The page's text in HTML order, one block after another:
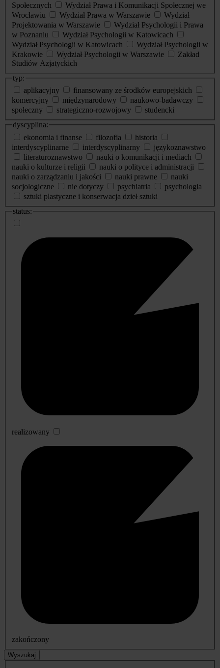
Społecznych
Wydział Prawa i Komunikacji Społecznej we
Wrocławiu
Wydział Prawa w Warszawie
Wydział
Projektowania w Warszawie
Wydział Psychologii i Prawa
w Poznaniu
Wydział Psychologii w Katowicach
Wydział Psychologii w Katowicach
Wydział Psychologii w
Krakowie
Wydział Psychologii w Warszawie
Zakład
Studiów Azjatyckich
typ:
aplikacyjny
finansowany ze środków europejskich
komercyjny
międzynarodowy
naukowo-badawczy
społeczny
strategiczno-rozwojowy
studencki
dyscyplina:
ekonomia i finanse
filozofia
historia
interdyscyplinarne
interdyscyplinarny
językoznawstwo
literaturoznawstwo
nauki o komunikacji i mediach
nauki o kulturze i religii
nauki o polityce i administracji
nauki o zarządzaniu i jakości
nauki prawne
nauki
socjologiczne
nie dotyczy psychiatria
psychologia
sztuki plastyczne i konserwacja dzieł sztuki
status:
realizowany
zakończony
Wyszukaj